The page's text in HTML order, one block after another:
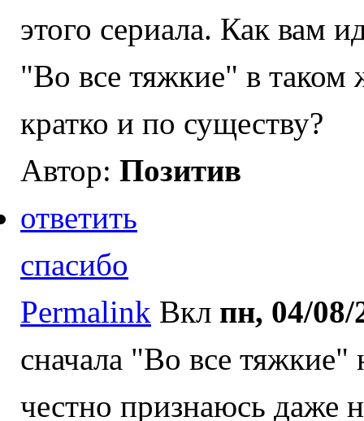
этого сериала. Как вам
"Во все тяжкие" в таком
кратко и по существу?
Автор: Позитив
ответить
спасибо
Permalink Вкл пн, 04/08/
сначала "Во все тяжкие"
честно признаюсь даже